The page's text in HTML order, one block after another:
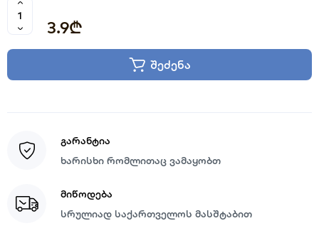
3.9₾
შეძენა
გარანტია
ხარისხი რომლითაც ვამაყობთ
მიწოდება
სრულიად საქართველოს მასშტაბით